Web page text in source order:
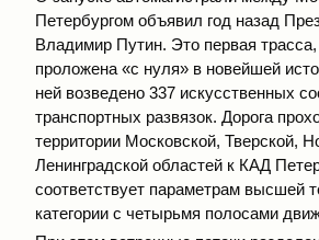
Петербургом объявил год назад
Владимир Путин. Это первая трасса,
проложена «с нуля» в новейшей
ней возведено 337 искусственных
транспортных развязок. Дорога
территории Московской, Тверской,
Ленинградской областей к КАД
соответствует параметрам высшей
категории с четырьмя полосами